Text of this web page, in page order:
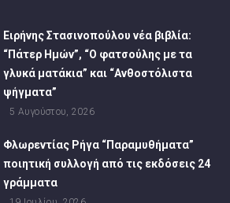
Ειρήνης Στασινοπούλου νέα βιβλία:
“Πάτερ Ημών”, “Ο φατσούλης με τα
γλυκά ματάκια” και “Ανθοστόλιστα
ψήγματα”
5 Αυγούστου, 2026
Φλωρεντίας Ρήγα “Παραμυθήματα”
ποιητική συλλογή από τις εκδόσεις 24
γράμματα